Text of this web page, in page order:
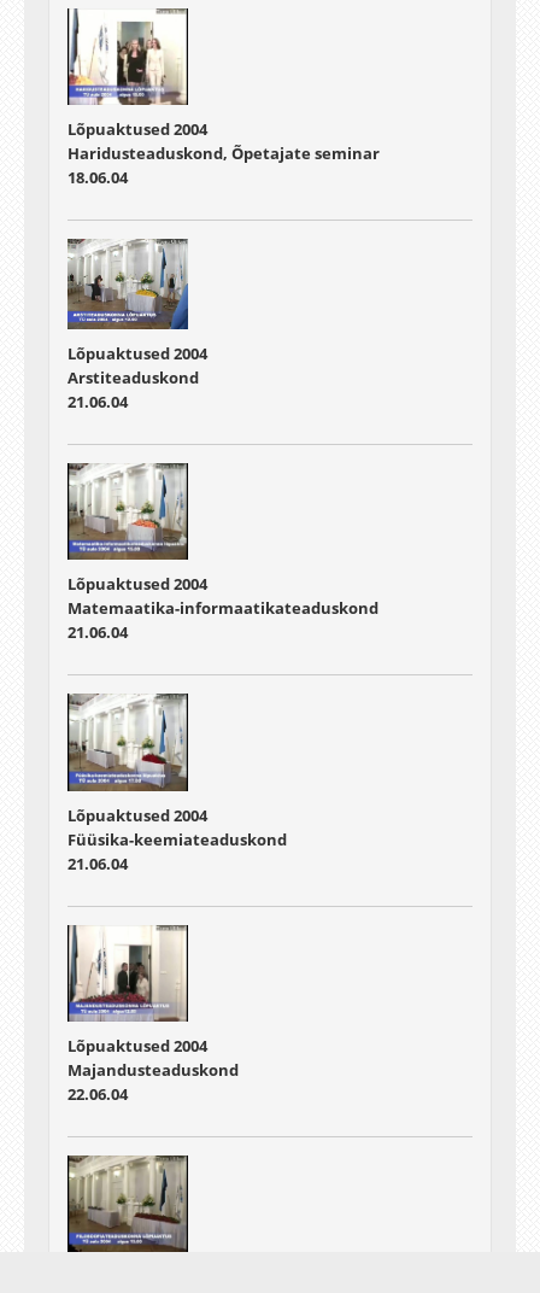
Lõpuaktused 2004
Haridusteaduskond, Õpetajate seminar
18.06.04
Lõpuaktused 2004
Arstiteaduskond
21.06.04
Lõpuaktused 2004
Matemaatika-informaatikateaduskond
21.06.04
Lõpuaktused 2004
Füüsika-keemiateaduskond
21.06.04
Lõpuaktused 2004
Majandusteaduskond
22.06.04